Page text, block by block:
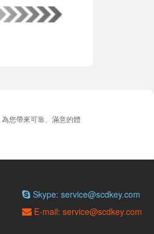
您帶來可靠、滿意的體
Skype: service@scdkey.com
E-mail: service@scdkey.com